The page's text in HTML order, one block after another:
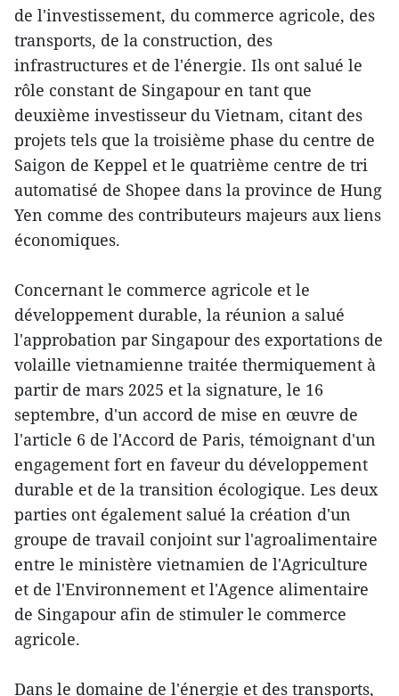
de l'investissement, du commerce agricole, des
transports, de la construction, des
infrastructures et de l'énergie. Ils ont salué le
rôle constant de Singapour en tant que
deuxième investisseur du Vietnam, citant des
projets tels que la troisième phase du centre de
Saigon de Keppel et le quatrième centre de tri
automatisé de Shopee dans la province de Hung
Yen comme des contributeurs majeurs aux liens
économiques.
Concernant le commerce agricole et le
développement durable, la réunion a salué
l'approbation par Singapour des exportations de
volaille vietnamienne traitée thermiquement à
partir de mars 2025 et la signature, le 16
septembre, d'un accord de mise en œuvre de
l'article 6 de l'Accord de Paris, témoignant d'un
engagement fort en faveur du développement
durable et de la transition écologique. Les deux
parties ont également salué la création d'un
groupe de travail conjoint sur l'agroalimentaire
entre le ministère vietnamien de l'Agriculture
et de l'Environnement et l'Agence alimentaire
de Singapour afin de stimuler le commerce
agricole.
Dans le domaine de l'énergie et des transports,